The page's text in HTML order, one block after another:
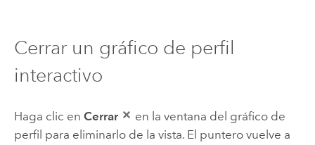
Cerrar un gráfico de perfil
interactivo
Haga clic en Cerrar
en la ventana del gráfico de
perfil para eliminarlo de la vista. El puntero vuelve a